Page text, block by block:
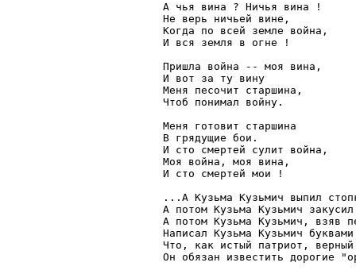
А чья вина ? Ничья вина !
Не верь ничьей вине,
Когда по всей земле война,
И вся земля в огне !
Пришла война -- моя вина,
И вот за ту вину
Меня песочит старшина,
Чтоб понимал войну.
Меня готовит старшина
В грядущие бои.
И сто смертей сулит война,
Моя война, моя вина,
И сто смертей мои !
...А Кузьма Кузьмич выпил
А потом Кузьма Кузьмич
А потом Кузьма Кузьмич, взяв
Написал Кузьма Кузьмич
Что, как истый патриот,
Он обязан известить дорогие